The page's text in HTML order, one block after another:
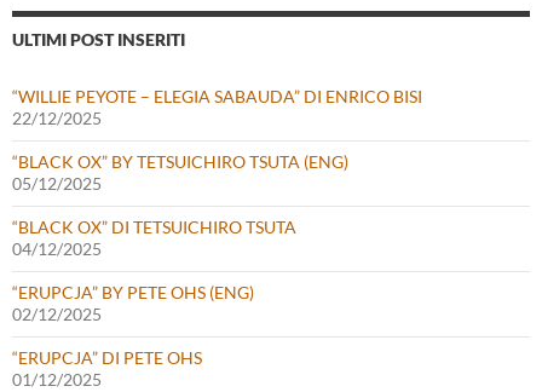
ULTIMI POST INSERITI
“WILLIE PEYOTE – ELEGIA SABAUDA” DI ENRICO BISI
22/12/2025
“BLACK OX” BY TETSUICHIRO TSUTA (ENG)
05/12/2025
“BLACK OX” DI TETSUICHIRO TSUTA
04/12/2025
“ERUPCJA” BY PETE OHS (ENG)
02/12/2025
“ERUPCJA” DI PETE OHS
01/12/2025